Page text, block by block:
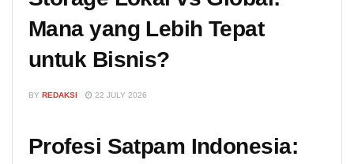
Mana yang Lebih Tepat
untuk Bisnis?
BY REDAKSI 22 JULY 2026
Profesi Satpam Indonesia: